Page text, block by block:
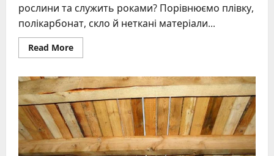
рослини та служить роками? Порівнюємо плівку,
полікарбонат, скло й неткані матеріали...
Read MoreRead
more
для
парника
без
зайвих
витрат
та
помилок
у
виборі